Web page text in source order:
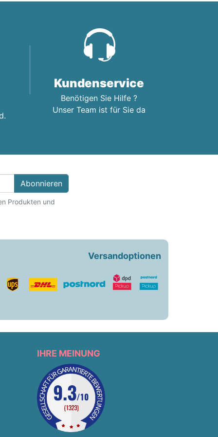
Kundenservice
Benötigen Sie Hilfe ?
Unser Team ist für Sie da
Abonnieren
Produkten und
Versandoptionen
IHRE MEINUNG